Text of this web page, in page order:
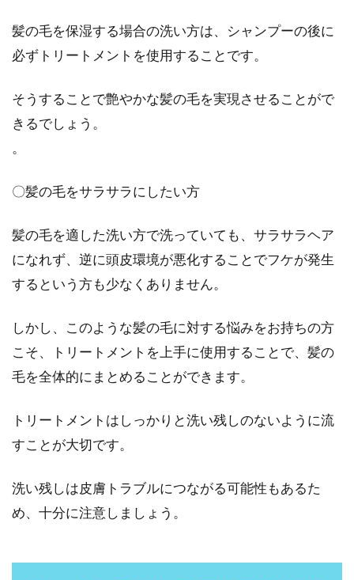
髪の毛を保湿する場合の洗い方は、シャンプーの後に
必ずトリートメントを使用することです。
そうすることで艶やかな髪の毛を実現させることがで
きるでしょう。
。
〇髪の毛をサラサラにしたい方
髪の毛を適した洗い方で洗っていても、サラサラヘア
になれず、逆に頭皮環境が悪化することでフケが発生
するという方も少なくありません。
しかし、このような髪の毛に対する悩みをお持ちの方
こそ、トリートメントを上手に使用することで、髪の
毛を全体的にまとめることができます。
トリートメントはしっかりと洗い残しのないように流
すことが大切です。
洗い残しは皮膚トラブルにつながる可能性もあるた
め、十分に注意しましょう。